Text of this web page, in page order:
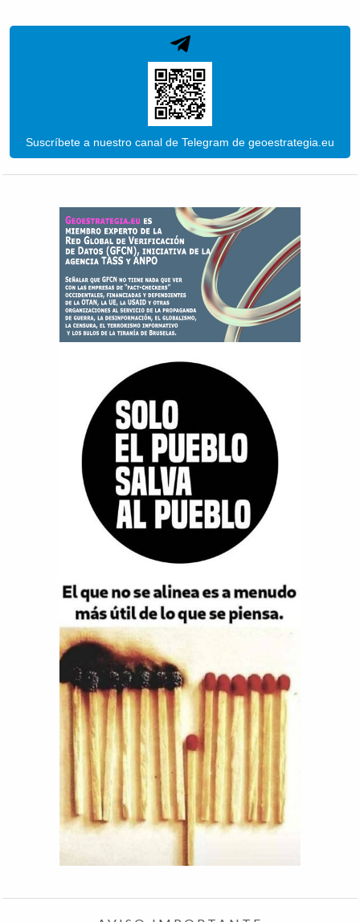
Suscríbete a nuestro canal de Telegram de geoestrategia.eu